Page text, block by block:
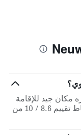
مكان جيد للإقامة
بالقرب من المسجد النبوي ، حيث سجل نقاط تقييم 8.6 / 10 من